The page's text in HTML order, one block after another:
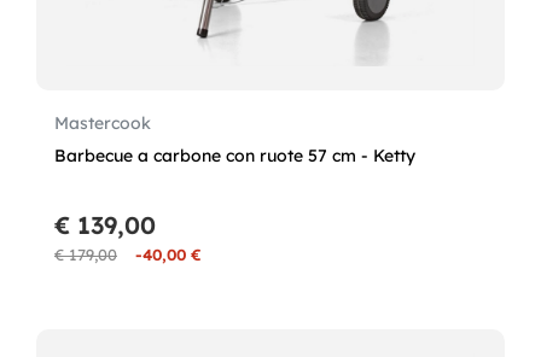
Mastercook
Barbecue a carbone con ruote 57 cm - Ketty
€ 179,00 -40,00 €
€ 139,00